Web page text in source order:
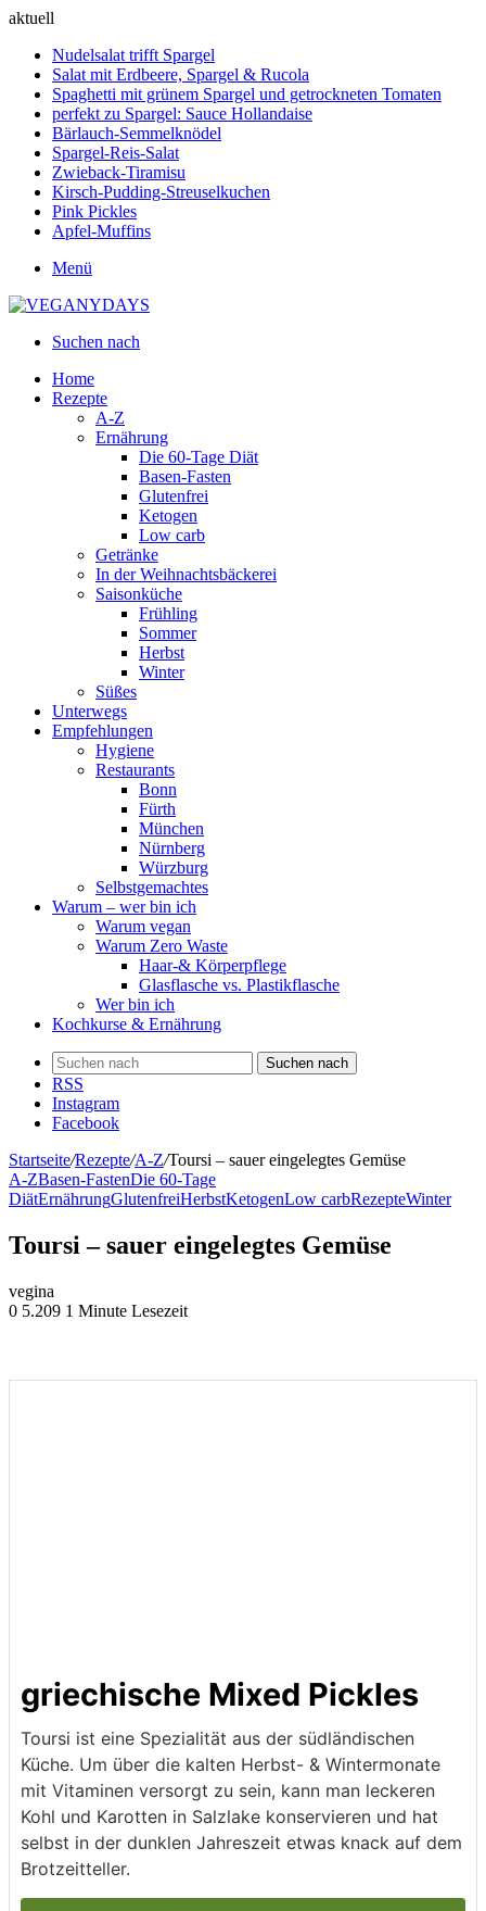
aktuell
Nudelsalat trifft Spargel
Salat mit Erdbeere, Spargel & Rucola
Spaghetti mit grünem Spargel und getrockneten Tomaten
perfekt zu Spargel: Sauce Hollandaise
Bärlauch-Semmelknödel
Spargel-Reis-Salat
Zwieback-Tiramisu
Kirsch-Pudding-Streuselkuchen
Pink Pickles
Apfel-Muffins
Menü
Suchen nach
Home
Rezepte
A-Z
Ernährung
Die 60-Tage Diät
Basen-Fasten
Glutenfrei
Ketogen
Low carb
Getränke
In der Weihnachtsbäckerei
Saisonküche
Frühling
Sommer
Herbst
Winter
Süßes
Unterwegs
Empfehlungen
Hygiene
Restaurants
Bonn
Fürth
München
Nürnberg
Würzburg
Selbstgemachtes
Warum – wer bin ich
Warum vegan
Warum Zero Waste
Haar-& Körperpflege
Glasflasche vs. Plastikflasche
Wer bin ich
Kochkurse & Ernährung
Suchen nach
RSS
Instagram
Facebook
Startseite/Rezepte/A-Z/Toursi – sauer eingelegtes Gemüse
A-ZBasen-FastenDie 60-Tage
DiätErnährungGlutenfreiHerbstKetogenLow carbRezepteWinter
Toursi – sauer eingelegtes Gemüse
vegina
0 5.209 1 Minute Lesezeit
griechische Mixed Pickles
Toursi ist eine Spezialität aus der südländischen
Küche. Um über die kalten Herbst- & Wintermonate
mit Vitaminen versorgt zu sein, kann man leckeren
Kohl und Karotten in Salzlake konservieren und hat
selbst in der dunklen Jahreszeit etwas knack auf dem
Brotzeitteller.